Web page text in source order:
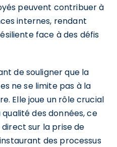
peuvent contribuer à
internes, rendant
face à des défis
de souligner que la
ne se limite pas à la
Elle joue un rôle crucial
des données, ce
sur la prise de
des processus